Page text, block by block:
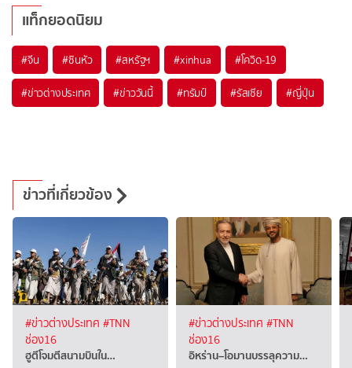
แท็กยอดนิยม
#จีน #ซินหัว #สหรัฐฯ #xinhua #โควิด-19
#ข่าวต่างประเทศ #ข่าววันนี้ #ทรัมป์ #รัสเซีย #ญี่ปุ่น
ข่าวที่เกี่ยวข้อง
#ข่าวต่างประเทศ #TNN
ช่อง16
ฮูตีโจมตีสนามบินใน…
#ข่าวต่างประเทศ #TNN
ช่อง16
อิหร่าน–โอมานบรรลุความ…